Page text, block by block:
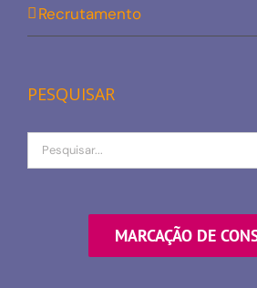
Recrutamento
PESQUISAR
Procurar
por
MARCAÇÃO DE